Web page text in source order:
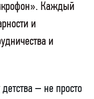
Каждый
и
и
– не просто